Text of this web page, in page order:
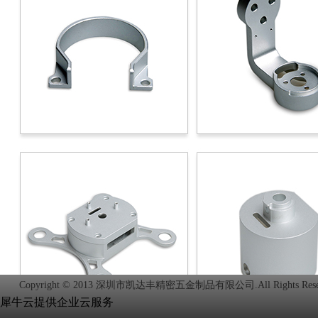
Copyright © 2013 深圳市凯达丰精密五金制品有限公司.All Rights
犀牛云提供企业云服务